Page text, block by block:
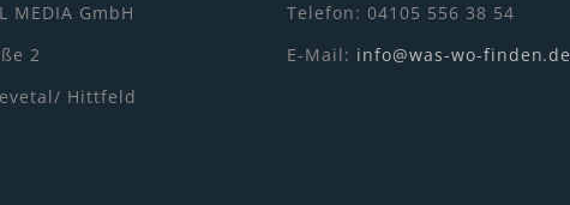
MEDIA GmbH
2
Hittfeld
Telefon: 04105 556 38 54
E-Mail: info@was-wo-finden.de